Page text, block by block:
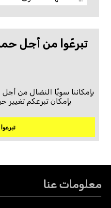
تبرعّوا من أجل
بإمكاننا سويًا النضال من
بإمكان تبرعكم تغيير
معلومات عنا